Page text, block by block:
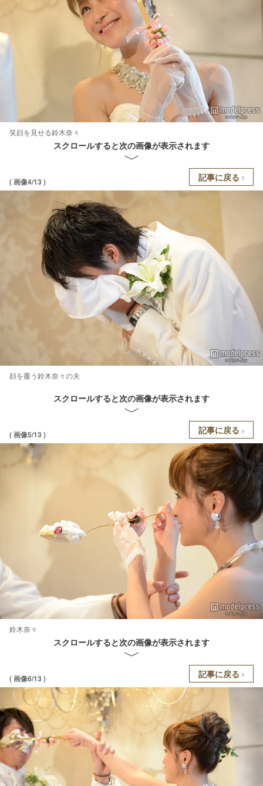
笑顔を見せる鈴木奈々
スクロールすると次の画像が表示されます
( 画像4/13 ) 記事に戻る
顔を覆う鈴木奈々の夫
スクロールすると次の画像が表示されます
( 画像5/13 ) 記事に戻る
鈴木奈々
スクロールすると次の画像が表示されます
( 画像6/13 ) 記事に戻る